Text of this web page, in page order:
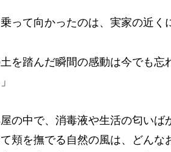
って向かったのは、実家の近く
を踏んだ瞬間の感動は今でも
の中で、消毒液や生活の匂いば
頬を撫でる自然の風は、どん